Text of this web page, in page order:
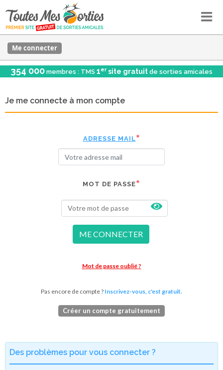
Me connecter
354 000 membres : TMS 1er site gratuit de sorties amicales
Je me connecte à mon compte
ADRESSE MAIL
MOT DE PASSE
ME CONNECTER
Mot de passe oublié ?
Pas encore de compte ? Inscrivez-vous, c'est gratuit.
Créer un compte gratuitement
Des problèmes pour vous connecter ?